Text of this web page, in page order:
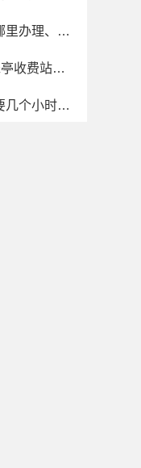
白山临江市二手车车辆过户在哪里办理、电话、上班时间
G4朱亭收费站属于哪里，G4朱亭收费站入口的详细地址
从丽水到湛江多少公里、开车要几个小时？过路费、油费等